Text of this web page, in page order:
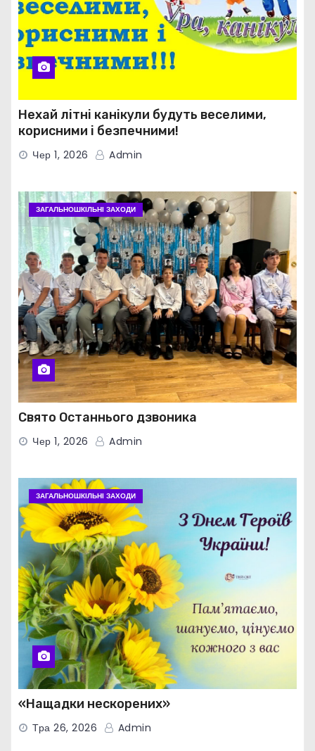
Нехай літні канікули будуть веселими,
корисними і безпечними!
Чер 1, 2026 Admin
ЗАГАЛЬНОШКІЛЬНІ ЗАХОДИ
Свято Останнього дзвоника
Чер 1, 2026 Admin
ЗАГАЛЬНОШКІЛЬНІ ЗАХОДИ
«Нащадки нескорених»
Тра 26, 2026 Admin